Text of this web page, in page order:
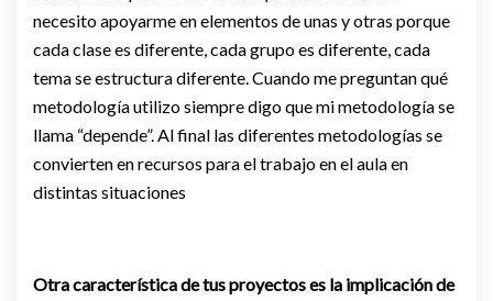
necesito apoyarme en elementos de unas y otras porque
cada clase es diferente, cada grupo es diferente, cada
tema se estructura diferente. Cuando me preguntan qué
metodología utilizo siempre digo que mi metodología se
llama “depende”. Al final las diferentes metodologías se
convierten en recursos para el trabajo en el aula en
distintas situaciones
Otra característica de tus proyectos es la implicación de